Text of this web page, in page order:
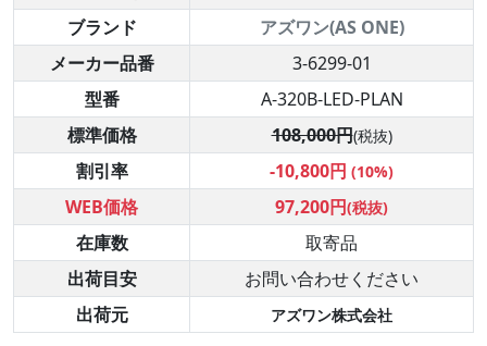
ブランド
アズワン(AS ONE)
メーカー品番
3-6299-01
型番
A-320B-LED-PLAN
標準価格
108,000円(税抜)
割引率 -10,800円 (10%)
WEB価格 97,200円(税抜)
在庫数
取寄品
出荷目安
お問い合わせください
出荷元
アズワン株式会社